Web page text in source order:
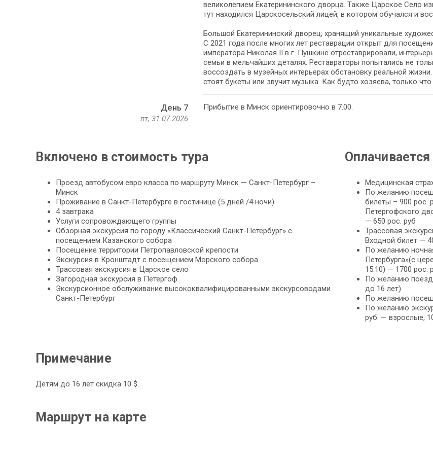
великолепием Екатерининского дворца. Также Царское Село
тут находился Царскосельский лицей, в котором обучался и
Большой Екатерининский дворец, хранящий уникальные
C 2021 года после многих лет реставрации открыт для
императора Николая II в г. Пушкине отреставрировали,
семьи в мельчайших деталях. Реставраторы попытались не
воссоздать в музейных интерьерах обстановку реальной
стоят букеты или звучит музыка. Как будто хозяева, только
День 7
пт, 31.07.2026
Прибытие в Минск ориентировочно в 7.00.
Включено в стоимость тура
Проезд автобусом евро класса по маршруту Минск — Санкт-Петербург –
Минск
Проживание в Санкт-Петербурге в гостинице (5 дней /4 ночи)
4 завтрака
Услуги сопровождающего группы
Обзорная экскурсия по городу «Классический Санкт-Петербург» с
посещением Казанского собора
Посещение территории Петропавловской крепости
Экскурсия в Кронштадт с посещением Морского собора
Трассовая экскурсия в Царское село
Загородная экскурсия в Петергоф
Экскурсионное обслуживание высококвалифицированными экскурсоводами
Санкт-Петербург
Медицинская
По желанию
билеты – 900 рос.
Петергофского
— 650 рос. руб
Трассовая
Входной билет —
По желанию
Петербурга»(с
15.10) — 1700 рос.
По желанию
до 16 лет)
По желанию
По желанию
руб. — взрослые,
Примечание
Детям до 16 лет скидка 10 $.
Маршрут на карте